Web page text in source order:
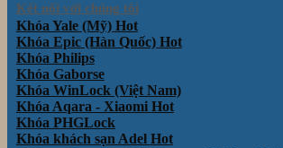
Kết nối với chúng tôi
Khóa Yale (Mỹ)
Khóa Epic (Hàn Quốc)
Khóa Philips
Khóa Gaborse
Khóa WinLock (Việt Nam)
Khóa Aqara - Xiaomi
Khóa PHGLock
Khóa khách sạn Adel